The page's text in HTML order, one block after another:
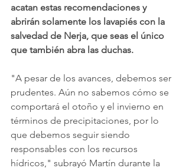
acatan estas recomendaciones y
abrirán solamente los lavapiés con la
salvedad de Nerja, que seas el único
que también abra las duchas.
"A pesar de los avances, debemos ser
prudentes. Aún no sabemos cómo se
comportará el otoño y el invierno en
términos de precipitaciones, por lo
que debemos seguir siendo
responsables con los recursos
hídricos," subrayó Martín durante la